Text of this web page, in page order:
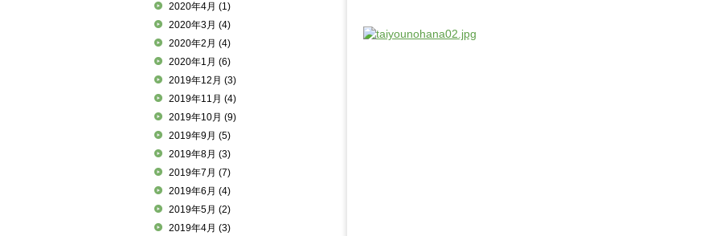
2020年4月 (1)
2020年3月 (4)
2020年2月 (4)
2020年1月 (6)
2019年12月 (3)
2019年11月 (4)
2019年10月 (9)
2019年9月 (5)
2019年8月 (3)
2019年7月 (7)
2019年6月 (4)
2019年5月 (2)
2019年4月 (3)